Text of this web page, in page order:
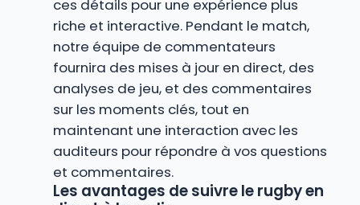
ces détails pour une expérience plus
riche et interactive. Pendant le match,
notre équipe de commentateurs
fournira des mises à jour en direct, des
analyses de jeu, et des commentaires
sur les moments clés, tout en
maintenant une interaction avec les
auditeurs pour répondre à vos questions
et commentaires.
Les avantages de suivre le rugby en